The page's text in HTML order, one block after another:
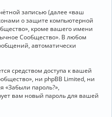
записью (далее «ваш
о защите компьютерной
кроме вашего имени
Сообщество». В любом
автоматически
средством доступа к вашей
ни phpBB Limited, ни
«Забыли пароль?»,
вам новый пароль для вашей